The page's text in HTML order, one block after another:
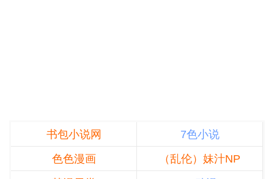
书包小说网
7色小说
色色漫画
（乱伦）妹汁NP